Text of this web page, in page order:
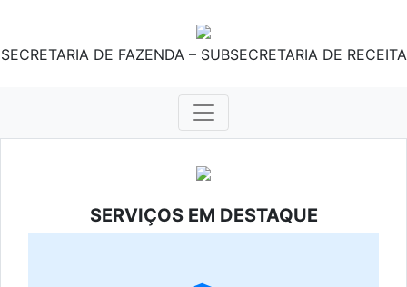
SECRETARIA DE FAZENDA – SUBSECRETARIA DE RECEITA
SERVIÇOS EM DESTAQUE